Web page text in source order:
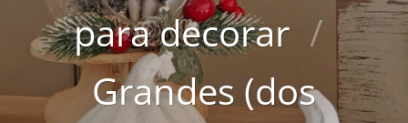
para decorar /
Grandes (dos